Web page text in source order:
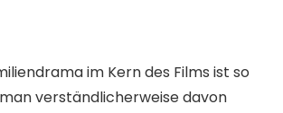
im Kern des Films ist so
verständlicherweise davon